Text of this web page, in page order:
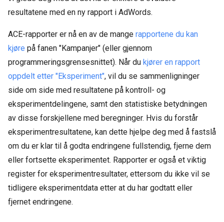
resultatene med en ny rapport i AdWords.
ACE-rapporter er nå en av de mange rapportene du kan
kjøre på fanen "Kampanjer" (eller gjennom
programmeringsgrensesnittet). Når du kjører en rapport
oppdelt etter "Eksperiment", vil du se sammenligninger
side om side med resultatene på kontroll- og
eksperimentdelingene, samt den statistiske betydningen
av disse forskjellene med beregninger. Hvis du forstår
eksperimentresultatene, kan dette hjelpe deg med å fastslå
om du er klar til å godta endringene fullstendig, fjerne dem
eller fortsette eksperimentet. Rapporter er også et viktig
register for eksperimentresultater, ettersom du ikke vil se
tidligere eksperimentdata etter at du har godtatt eller
fjernet endringene.